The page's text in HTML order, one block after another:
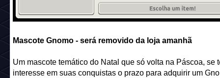
Mascote Gnomo- será removido da loja amanhã
Um mascote temático do Natal que só volta na Páscoa, se
interesse em suas conquistas o prazo para adquirir um